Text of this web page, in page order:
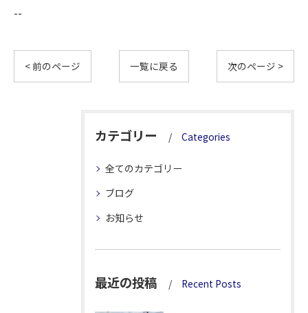
--
< 前のページ 一覧に戻る 次のページ >
カテゴリー Categories
全てのカテゴリー
ブログ
お知らせ
最近の投稿 Recent Posts